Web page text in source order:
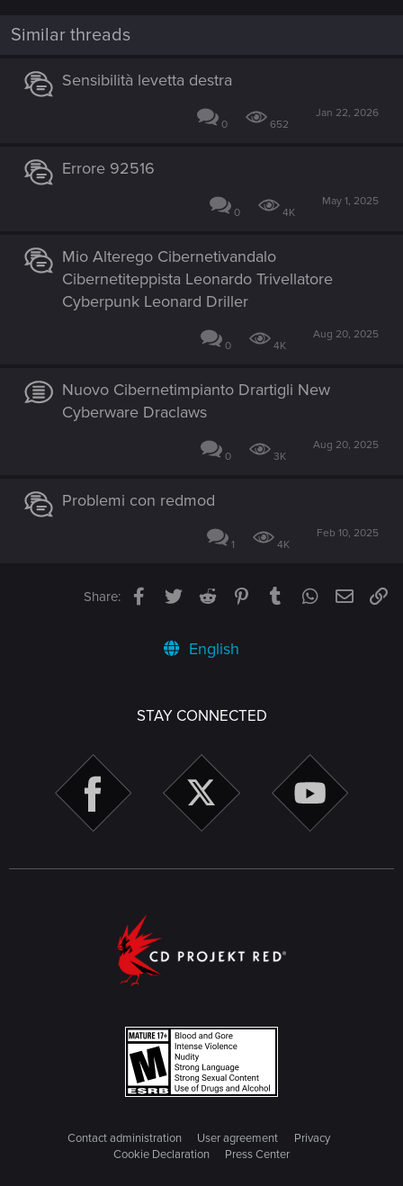
Similar threads
Sensibilità levetta destra
0 652
Jan 22, 2026
Errore 92516
0 4K
May 1, 2025
Mio Alterego Cibernetivandalo
Cibernetiteppista Leonardo Trivellatore
Cyberpunk Leonard Driller
0 4K
Aug 20, 2025
Nuovo Cibernetimpianto Drartigli New
Cyberware Draclaws
0 3K
Aug 20, 2025
Problemi con redmod
1 4K
Feb 10, 2025
Share: Facebook
TwitterReddit PinterestTumblrWhatsApp
Email
English
STAY CONNECTED
Contact administration User agreement
Privacy
Cookie Declaration
Press Center